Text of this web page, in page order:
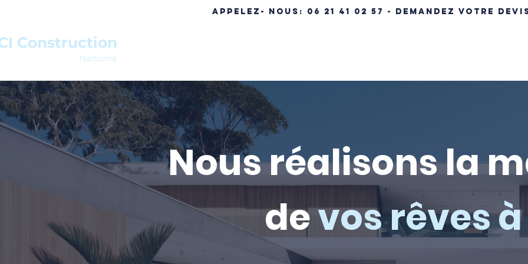
APPELEZ- NOUS: 06 21 41 02 57 - DEMANDEZ VOTRE
Construction
Narbonne
Nous réalisons la
devos rêves à